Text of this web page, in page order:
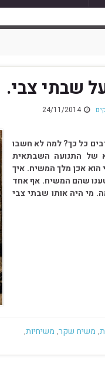
24/11/2014
כל כך? למה לא חשבו
של התנועה השבתאית
אכן מלך המשיח. איך
שהם המשיח. אף אחד
מי היה אותו שבתי צבי
, משיח שקר, משיחיות,